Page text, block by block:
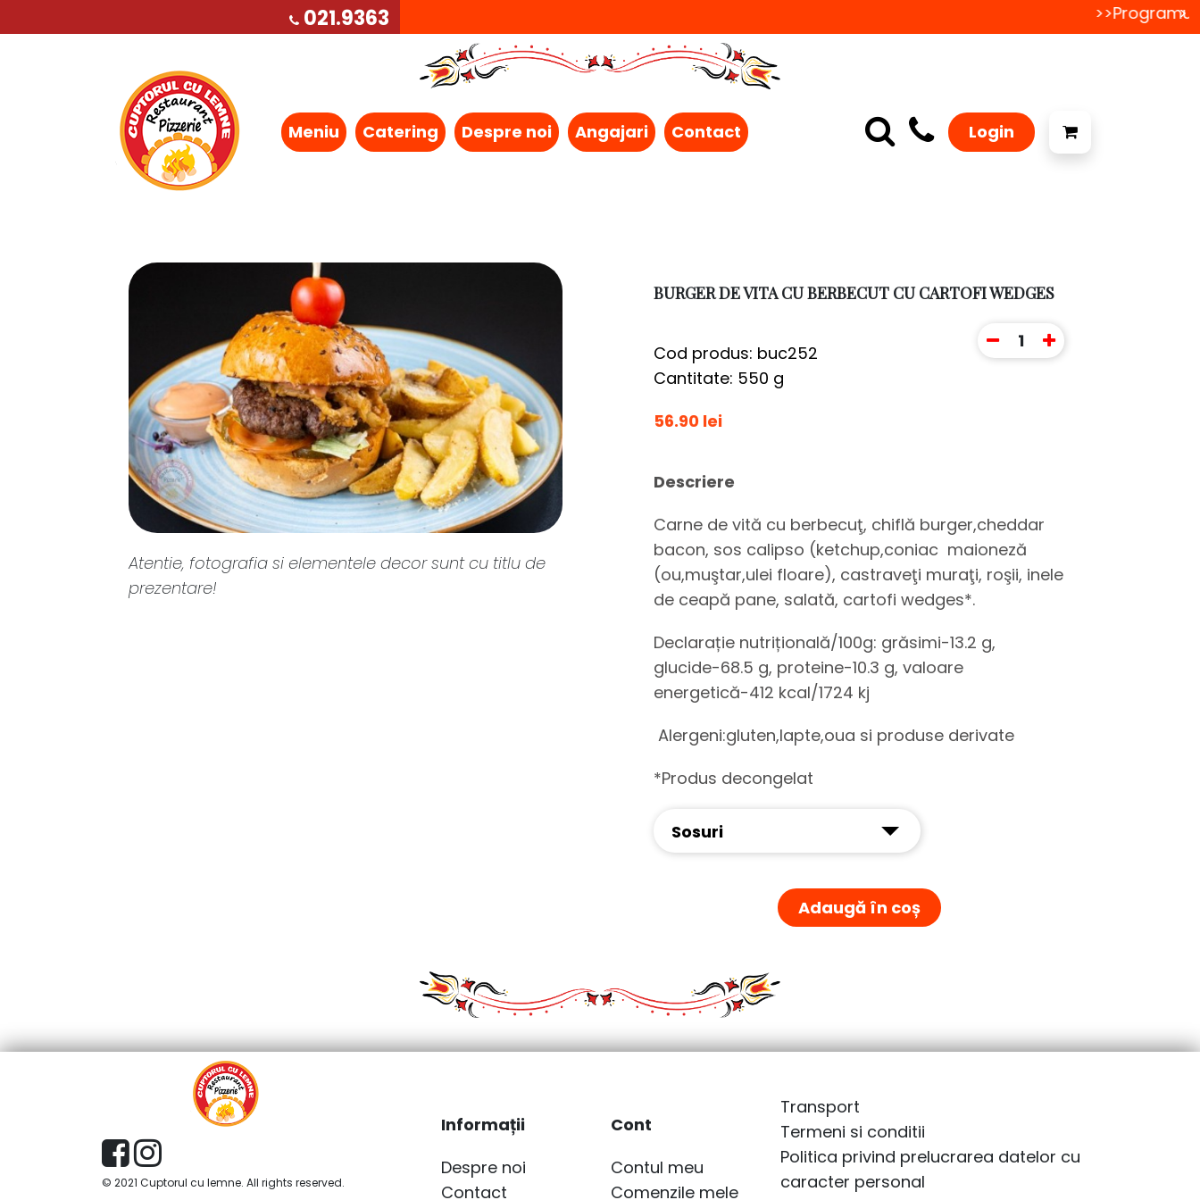
021.9363
Meniu Catering Despre noi Angajari Contact Login
Atentie, fotografia si elementele decor sunt cu titlu de
prezentare!
BURGER DE VITA CU BERBECUT CU CARTOFI WEDGES
Cod produs: buc252
Cantitate: 550 g
56.90 lei
1
Descriere
Carne de vită cu berbecuţ, chiflă burger,cheddar
bacon, sos calipso (ketchup,coniac maioneză
(ou,muştar,ulei floare), castraveţi muraţi, roşii, inele
de ceapă pane, salată, cartofi wedges*.
Declarație nutrițională/100g: grăsimi-13.2 g,
glucide-68.5 g, proteine-10.3 g, valoare
energetică-412 kcal/1724 kj
Alergeni:gluten,lapte,oua si produse derivate
*Produs decongelat
Sosuri
Adaugă în coș
© 2021 Cuptorul cu lemne. All rights reserved.
Informații
Despre noi
Contact
Cont
Contul meu
Comenzile mele
Transport
Termeni si conditii
Politica privind prelucrarea datelor cu
caracter personal